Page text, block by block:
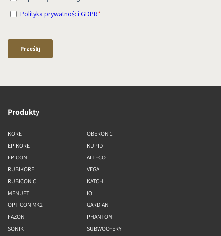
Produkty
KORE
EPIKORE
EPICON
RUBIKORE
RUBICON C
MENUET
OPTICON MK2
FAZON
SONIK
OBERON C
KUPID
ALTECO
VEGA
KATCH
IO
GARDIAN
PHANTOM
SUBWOOFERY